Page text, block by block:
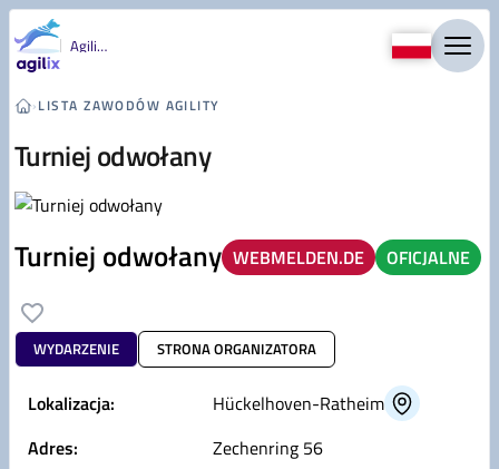
Przejdź do treści
Agility
›LISTA ZAWODÓW AGILITY
Turniej odwołany
Turniej odwołany WEBMELDEN.DE OFICJALNE
WYDARZENIE STRONA ORGANIZATORA
Lokalizacja:
Hückelhoven-Ratheim
Adres:
Zechenring 56